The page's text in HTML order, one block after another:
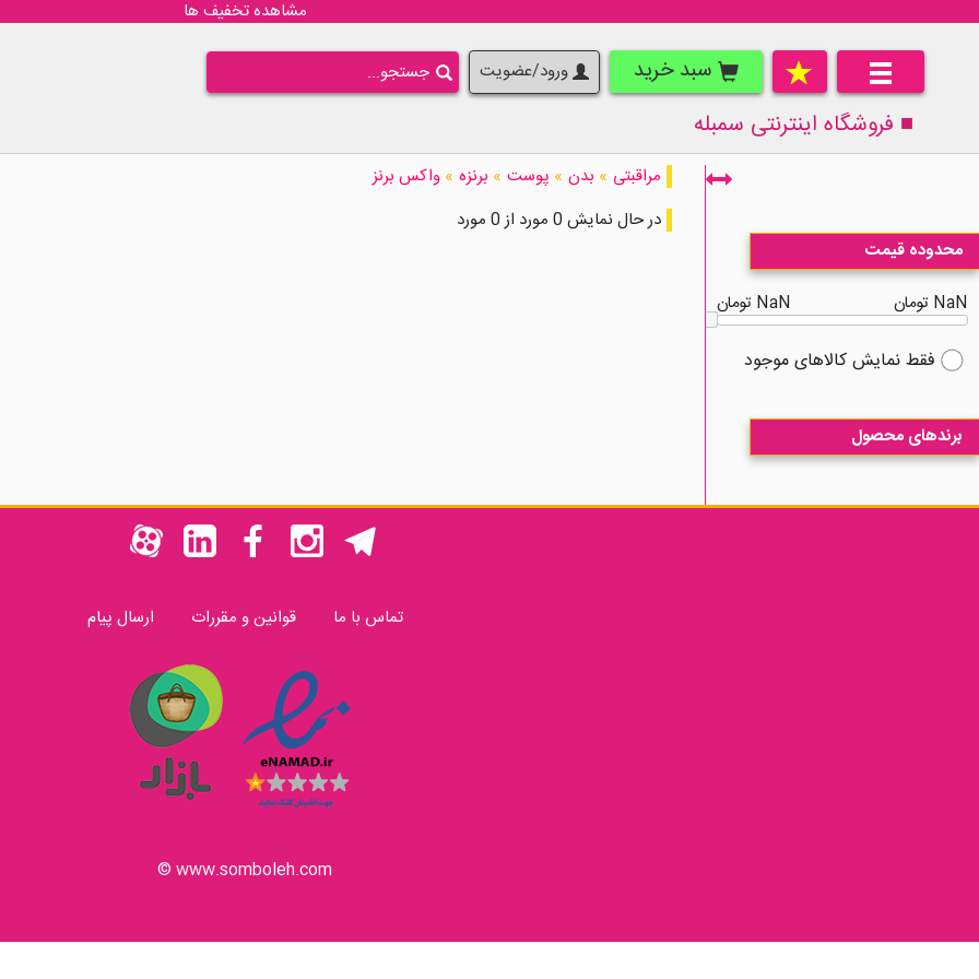
مشاهده تخفیف ها
سبد خرید ورود/عضویت
■ فروشگاه اینترنتی سمبله
محدوده قیمت
NaN تومان
NaN تومان
فقط نمایش کالاهای موجود
برندهای محصول
مراقبتی » بدن » پوست » برنزه » واکس برنز
در حال نمایش 0 مورد از 0 مورد
تماس با ما قوانین و مقررات ارسال پیام
www.somboleh.com ©